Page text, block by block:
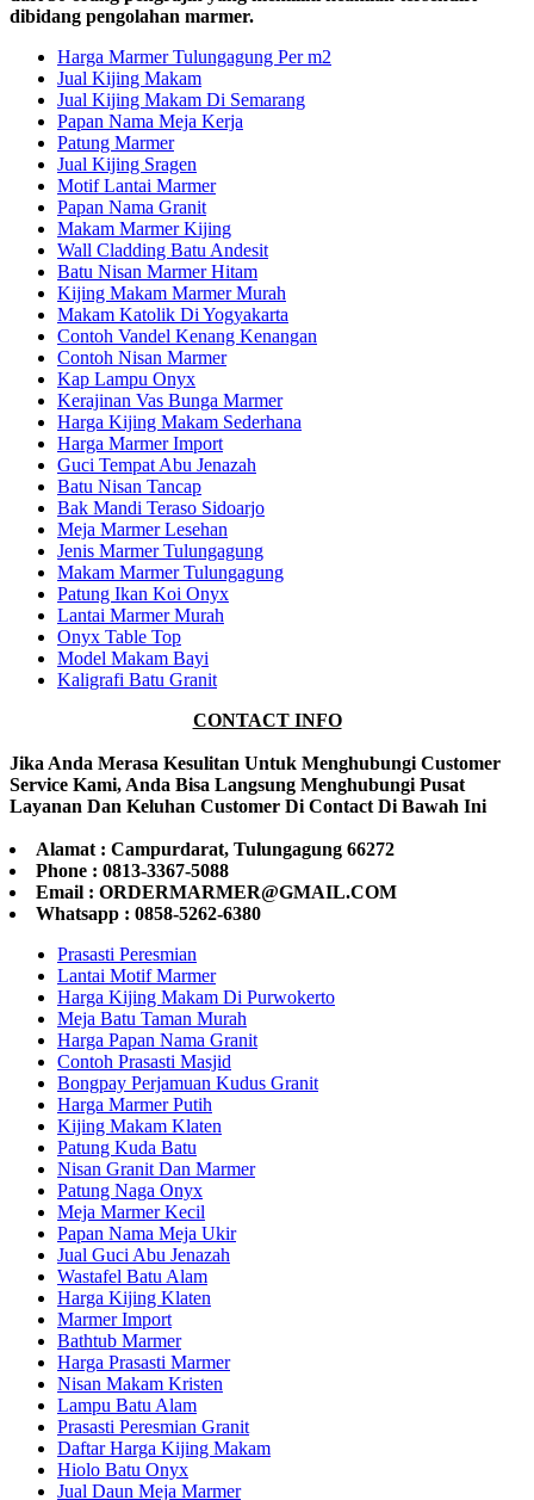
dibidang pengolahan marmer.
Harga Marmer Tulungagung Per m2
Jual Kijing Makam
Jual Kijing Makam Di Semarang
Papan Nama Meja Kerja
Patung Marmer
Jual Kijing Sragen
Motif Lantai Marmer
Papan Nama Granit
Makam Marmer Kijing
Wall Cladding Batu Andesit
Batu Nisan Marmer Hitam
Kijing Makam Marmer Murah
Makam Katolik Di Yogyakarta
Contoh Vandel Kenang Kenangan
Contoh Nisan Marmer
Kap Lampu Onyx
Kerajinan Vas Bunga Marmer
Harga Kijing Makam Sederhana
Harga Marmer Import
Guci Tempat Abu Jenazah
Batu Nisan Tancap
Bak Mandi Teraso Sidoarjo
Meja Marmer Lesehan
Jenis Marmer Tulungagung
Makam Marmer Tulungagung
Patung Ikan Koi Onyx
Lantai Marmer Murah
Onyx Table Top
Model Makam Bayi
Kaligrafi Batu Granit
CONTACT INFO
Jika Anda Merasa Kesulitan Untuk Menghubungi Customer
Service Kami, Anda Bisa Langsung Menghubungi Pusat
Layanan Dan Keluhan Customer Di Contact Di Bawah Ini
Alamat : Campurdarat, Tulungagung 66272
Phone : 0813-3367-5088
Email : ORDERMARMER@GMAIL.COM
Whatsapp : 0858-5262-6380
Prasasti Peresmian
Lantai Motif Marmer
Harga Kijing Makam Di Purwokerto
Meja Batu Taman Murah
Harga Papan Nama Granit
Contoh Prasasti Masjid
Bongpay Perjamuan Kudus Granit
Harga Marmer Putih
Kijing Makam Klaten
Patung Kuda Batu
Nisan Granit Dan Marmer
Patung Naga Onyx
Meja Marmer Kecil
Papan Nama Meja Ukir
Jual Guci Abu Jenazah
Wastafel Batu Alam
Harga Kijing Klaten
Marmer Import
Bathtub Marmer
Harga Prasasti Marmer
Nisan Makam Kristen
Lampu Batu Alam
Prasasti Peresmian Granit
Daftar Harga Kijing Makam
Hiolo Batu Onyx
Jual Daun Meja Marmer